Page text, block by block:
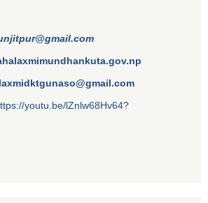
youtu.be/lZnlw68Hv64?